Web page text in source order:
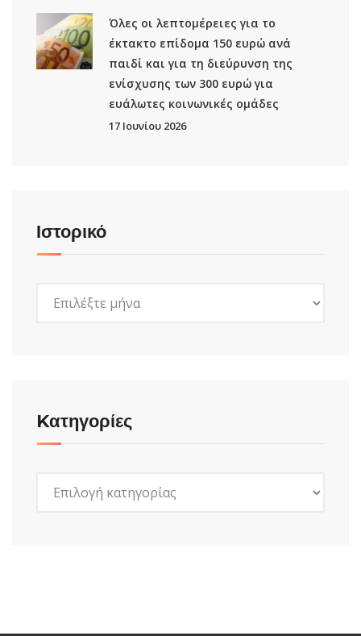
Όλες οι λεπτομέρειες για το
έκτακτο επίδομα 150 ευρώ ανά
παιδί και για τη διεύρυνση της
ενίσχυσης των 300 ευρώ για
ευάλωτες κοινωνικές ομάδες
17 Ιουνίου 2026
Ιστορικό
Kατηγορίες